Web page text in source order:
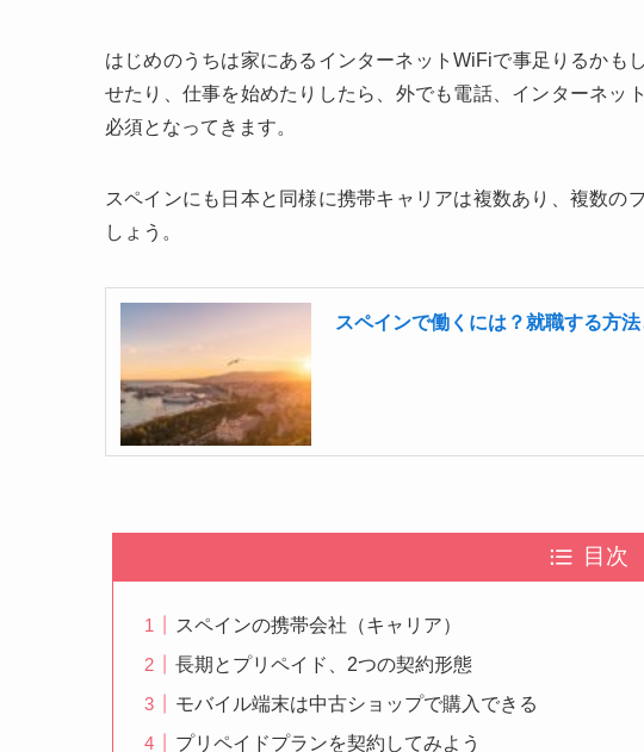
はじめのうちは家にあるインターネットWiFiで事足りるかも
せたり、仕事を始めたりしたら、外でも電話、インターネッ
必須となってきます。
スペインにも日本と同様に携帯キャリアは複数あり、複数の
しょう。
スペインで働くには？就職する方
目次
スペインの携帯会社（キャリア）
長期とプリペイド、2つの契約形態
モバイル端末は中古ショップで購入できる
プリペイドプランを契約してみよう